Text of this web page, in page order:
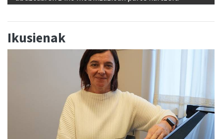
Ikusienak